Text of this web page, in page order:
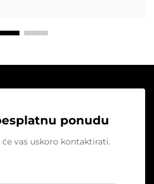
ponudu
vas uskoro kontaktirati.